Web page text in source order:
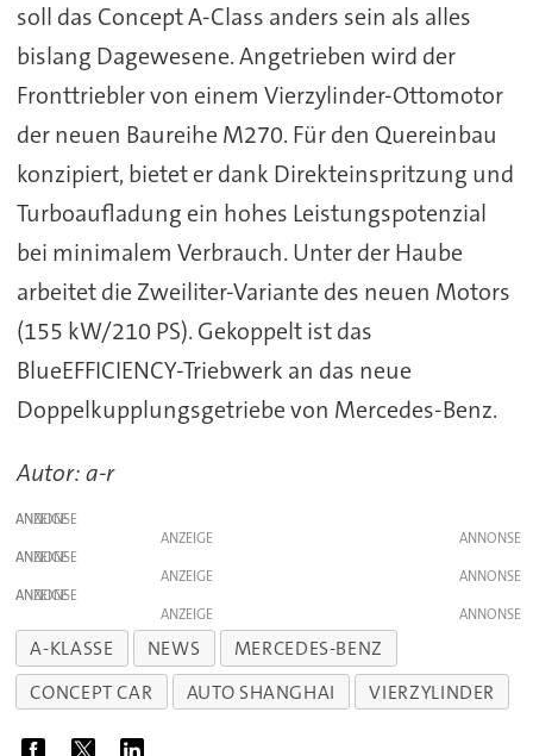
soll das Concept A-Class anders sein als alles
bislang Dagewesene. Angetrieben wird der
Fronttriebler von einem Vierzylinder-Ottomotor
der neuen Baureihe M270. Für den Quereinbau
konzipiert, bietet er dank Direkteinspritzung und
Turboaufladung ein hohes Leistungspotenzial
bei minimalem Verbrauch. Unter der Haube
arbeitet die Zweiliter-Variante des neuen Motors
(155 kW/210 PS). Gekoppelt ist das
BlueEFFICIENCY-Triebwerk an das neue
Doppelkupplungsgetriebe von Mercedes-Benz.
Autor: a-r
ANZEIGE
ANZEIGE
ANZEIGE
ANZEIGE
ANZEIGE
ANZEIGE
A-KLASSE NEWS
MERCEDES-BENZ
CONCEPT CAR
AUTO SHANGHAI VIERZYLINDER